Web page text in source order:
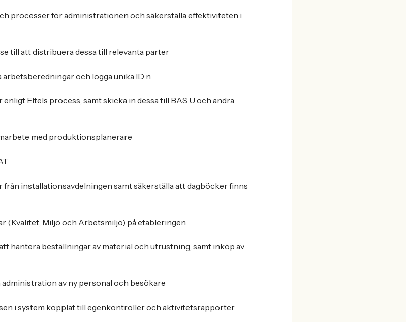
processer för administrationen och säkerställa effektiviteten i
till att distribuera dessa till relevanta parter
och logga unika ID:n
Eltels process, samt skicka in dessa till BAS U och andra
med produktionsplanerare
installationsavdelningen samt säkerställa att dagböcker finns
(Kvalitet, Miljö och Arbetsmiljö) på etableringen
hantera beställningar av material och utrustning, samt inköp av
av ny personal och besökare
i system kopplat till egenkontroller och aktivitetsrapporter